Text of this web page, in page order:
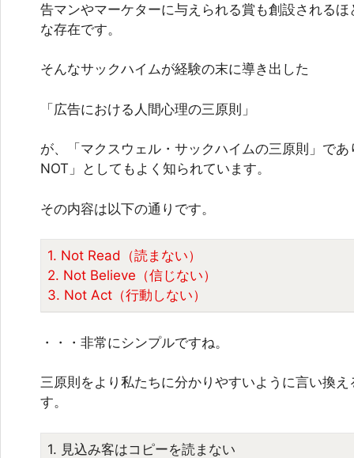
告マンやマーケターに与えられる賞も創設される
な存在です。
そんなサックハイムが経験の末に導き出した
「広告における人間心理の三原則」
が、「マクスウェル・サックハイムの三原則」で
NOT」としてもよく知られています。
その内容は以下の通りです。
1. Not Read（読まない）
2. Not Believe（信じない）
3. Not Act（行動しない）
・・・非常にシンプルですね。
三原則をより私たちに分かりやすいように言い換
す。
1. 見込み客はコピーを読まない